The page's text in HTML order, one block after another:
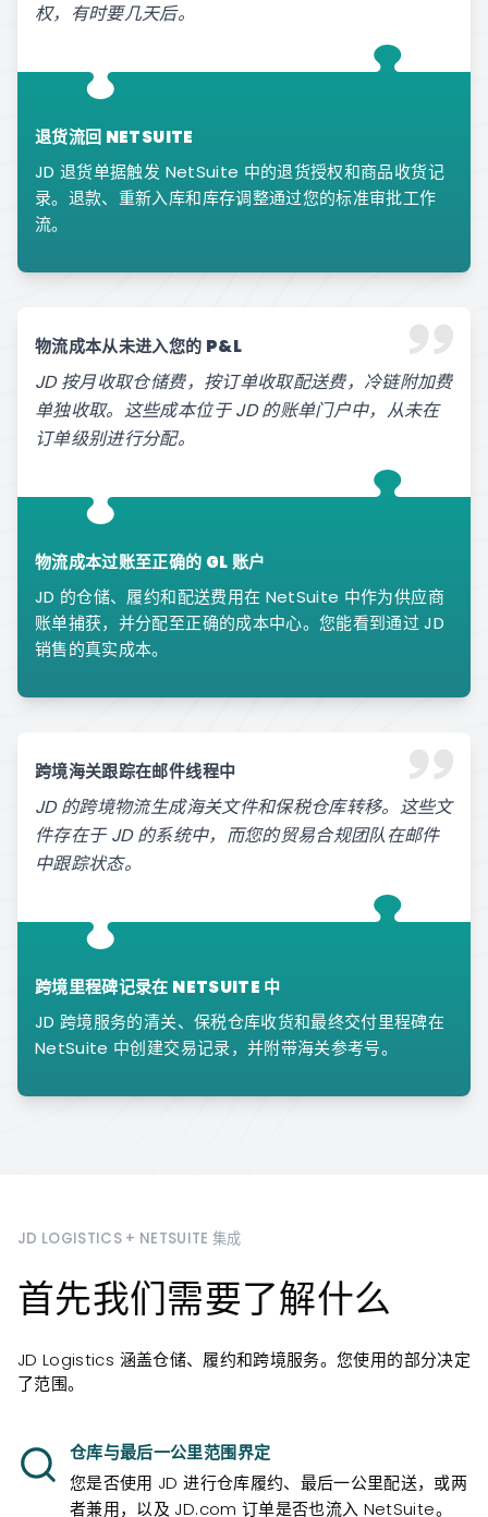
权，有时要几天后。
退货流回 NETSUITE
JD 退货单据触发 NetSuite 中的退货授权和商品收货记
录。退款、重新入库和库存调整通过您的标准审批工作
流。
物流成本从未进入您的 P&L
JD 按月收取仓储费，按订单收取配送费，冷链附加费
单独收取。这些成本位于 JD 的账单门户中，从未在
订单级别进行分配。
物流成本过账至正确的 GL 账户
JD 的仓储、履约和配送费用在 NetSuite 中作为供应商
账单捕获，并分配至正确的成本中心。您能看到通过 JD
销售的真实成本。
跨境海关跟踪在邮件线程中
JD 的跨境物流生成海关文件和保税仓库转移。这些文
件存在于 JD 的系统中，而您的贸易合规团队在邮件
中跟踪状态。
跨境里程碑记录在 NETSUITE 中
JD 跨境服务的清关、保税仓库收货和最终交付里程碑在
NetSuite 中创建交易记录，并附带海关参考号。
JD LOGISTICS + NETSUITE 集成
首先我们需要了解什么
JD Logistics 涵盖仓储、履约和跨境服务。您使用的部分决定
了范围。
仓库与最后一公里范围界定
您是否使用 JD 进行仓库履约、最后一公里配送，或两
者兼用，以及 JD.com 订单是否也流入 NetSuite。